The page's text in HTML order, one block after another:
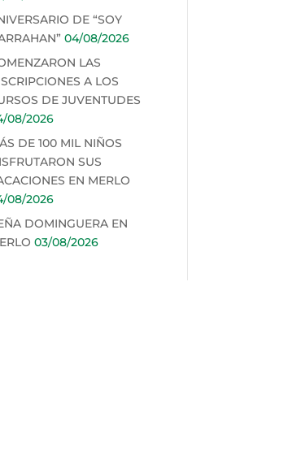
DE “SOY
04/08/2026
LAS
A LOS
DE JUVENTUDES
08/2026
DE 100 MIL NIÑOS
SUS
EN MERLO
08/2026
DOMINGUERA EN
03/08/2026